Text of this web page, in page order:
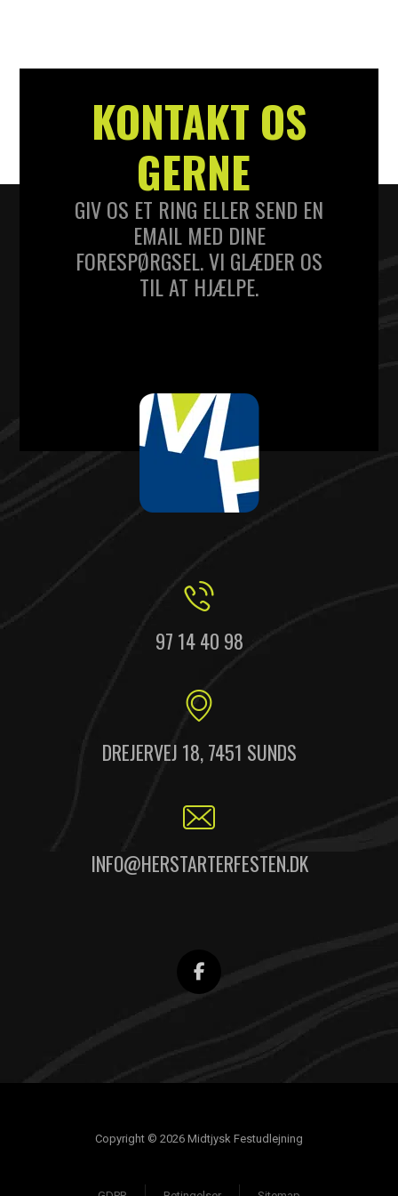
KONTAKT OS
GERNE
GIV OS ET RING ELLER SEND EN
EMAIL MED DINE
FORESPØRGSEL. VI GLÆDER OS
TIL AT HJÆLPE.
97 14 40 98
DREJERVEJ 18, 7451 SUNDS
INFO@HERSTARTERFESTEN.DK
Copyright © 2026 Midtjysk Festudlejning